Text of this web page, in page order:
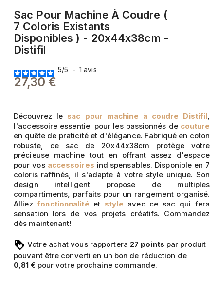
Sac Pour Machine À Coudre (
7 Coloris Existants
Disponibles ) - 20x44x38cm -
Distifil
5/5 - 1avis
27,30 €
Découvrez le sac pour machine à coudre Distifil,
l'accessoire essentiel pour les passionnés de couture
en quête de praticité et d'élégance. Fabriqué en coton
robuste, ce sac de 20x44x38cm protège votre
précieuse machine tout en offrant assez d'espace
pour vos accessoires indispensables. Disponible en 7
coloris raffinés, il s'adapte à votre style unique. Son
design intelligent propose de multiples
compartiments, parfaits pour un rangement organisé.
Alliezfonctionnalité et style avec ce sac qui fera
sensation lors de vos projets créatifs. Commandez
dès maintenant!
Votre achat vous rapportera 27 points par produit
pouvant être converti en un bon de réduction de
0,81 € pour votre prochaine commande.